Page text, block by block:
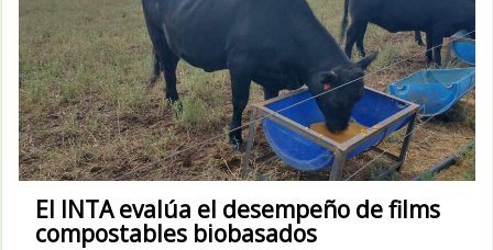
El INTA evalúa el desempeño de films
compostables biobasados